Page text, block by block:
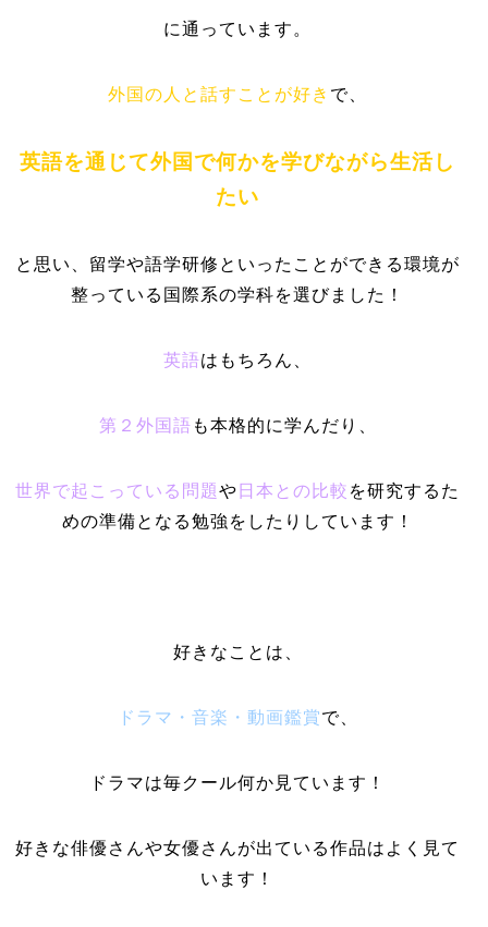
に通っています。
外国の人と話すことが好き で、
英語を通じて外国で何かを学びながら生活し
たい
と思い、留学や語学研修といったことができる環境が
整っている国際系の学科を選びました！
英語はもちろん、
第２外国語 も本格的に学んだり、
世界で起こっている問題や 日本との比較 を研究するた
めの準備となる勉強をしたりしています！
好きなことは、
ドラマ・音楽・動画鑑賞で、
ドラマは毎クール何か見ています！
好きな俳優さんや女優さんが出ている作品はよく見て
います！